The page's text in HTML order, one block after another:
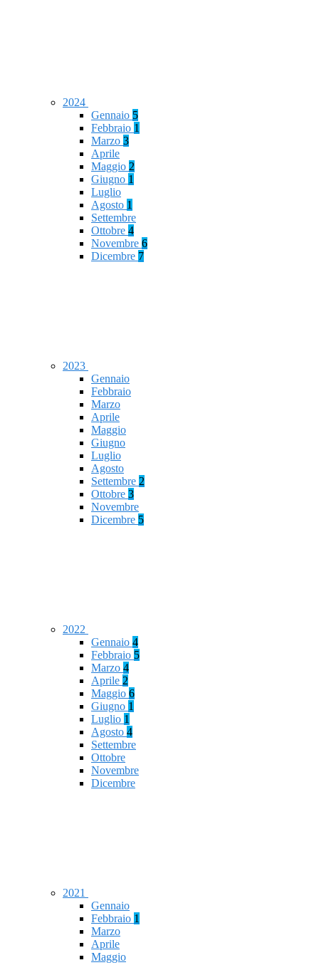
2024
Gennaio 5
Febbraio 1
Marzo 3
Aprile
Maggio 2
Giugno 1
Luglio
Agosto 1
Settembre
Ottobre 4
Novembre 6
Dicembre 7
2023
Gennaio
Febbraio
Marzo
Aprile
Maggio
Giugno
Luglio
Agosto
Settembre 2
Ottobre 3
Novembre
Dicembre 5
2022
Gennaio 4
Febbraio 5
Marzo 4
Aprile 2
Maggio 6
Giugno 1
Luglio 1
Agosto 4
Settembre
Ottobre
Novembre
Dicembre
2021
Gennaio
Febbraio 1
Marzo
Aprile
Maggio